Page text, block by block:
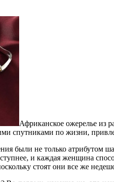
Африканское ожерелье из
по жизни,
были не только атрибутом
и каждая женщина
стоят они все же